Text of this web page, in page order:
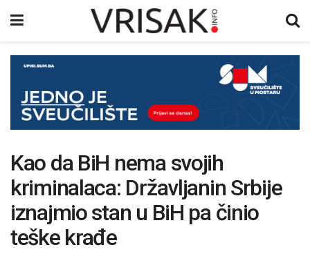
Kao da BiH nema svojih
kriminalaca: Državljanin Srbije
iznajmio stan u BiH pa činio
teške krađe